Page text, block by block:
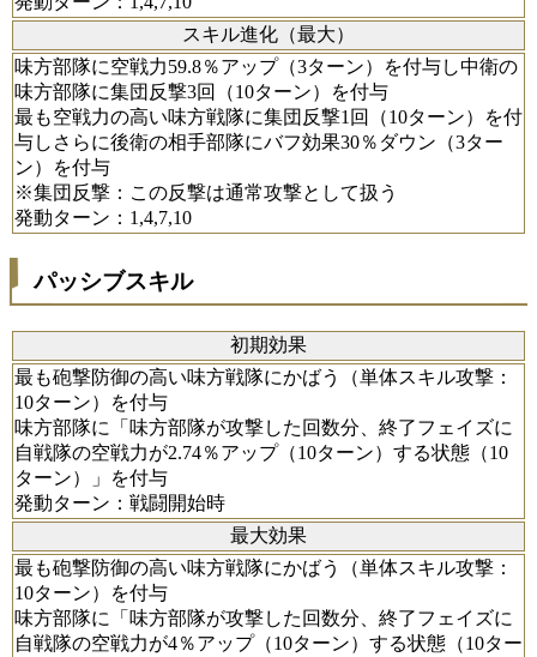
スキル進化（最大）
味方部隊に空戦力59.8％アップ（3ターン）を付与し中衛の
味方部隊に集団反撃3回（10ターン）を付与
最も空戦力の高い味方戦隊に集団反撃1回（10ターン）を付
与しさらに後衛の相手部隊にバフ効果30％ダウン（3ター
ン）を付与
※集団反撃：この反撃は通常攻撃として扱う
発動ターン：1,4,7,10
パッシブスキル
初期効果
最も砲撃防御の高い味方戦隊にかばう（単体スキル攻撃：
10ターン）を付与
味方部隊に「味方部隊が攻撃した回数分、終了フェイズに
自戦隊の空戦力が2.74％アップ（10ターン）する状態（10
ターン）」を付与
発動ターン：戦闘開始時
最大効果
最も砲撃防御の高い味方戦隊にかばう（単体スキル攻撃：
10ターン）を付与
味方部隊に「味方部隊が攻撃した回数分、終了フェイズに
自戦隊の空戦力が4％アップ（10ターン）する状態（10ター